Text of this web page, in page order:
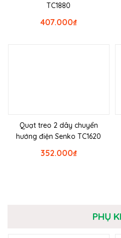
TC1880
₫
407.000
Quạt treo 2 dây chuyển
hướng điện Senko TC1620
₫
352.000
PHỤ